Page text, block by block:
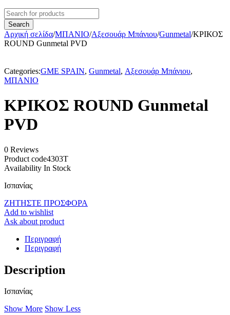
Αρχική σελίδα/ΜΠΑΝΙΟ/Αξεσουάρ Μπάνιου/Gunmetal/ΚΡΙΚΟΣ
ROUND Gunmetal PVD
Categories:GME SPAIN, Gunmetal, Αξεσουάρ Μπάνιου,
ΜΠΑΝΙΟ
ΚΡΙΚΟΣ ROUND Gunmetal
PVD
0 Reviews
Product code4303T
Availability In Stock
Ισπανίας
ΖΗΤΗΣΤΕ ΠΡΟΣΦΟΡΑ
Add to wishlist
Ask about product
Περιγραφή
Περιγραφή
Description
Ισπανίας
Show More Show Less